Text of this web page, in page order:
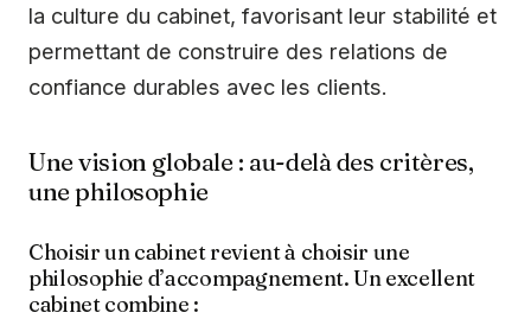
la culture du cabinet, favorisant leur stabilité et
permettant de construire des relations de
confiance durables avec les clients.
Une vision globale : au-delà des critères,
une philosophie
Choisir un cabinet revient à choisir une
philosophie d’accompagnement. Un excellent
cabinet combine :